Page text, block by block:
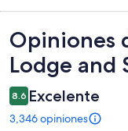
Opiniones
Opiniones
Lodge and
8.6 Excelente
3,346 opiniones